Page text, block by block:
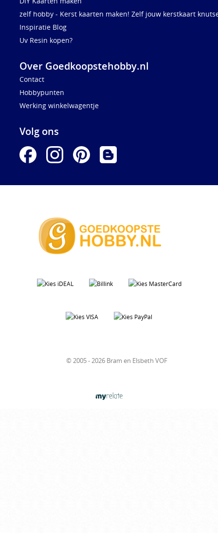
zelf hobby - Kerst kaarten maken! Zelf jouw kerstkaart
Inspiratie Blog
Uv Resin kopen?
Over Goedkoopstehobby.nl
Contact
Hobbypunten
Werking winkelwagentje
Volg ons
© 2005 - 2026 Bram en Elsbeth VOF